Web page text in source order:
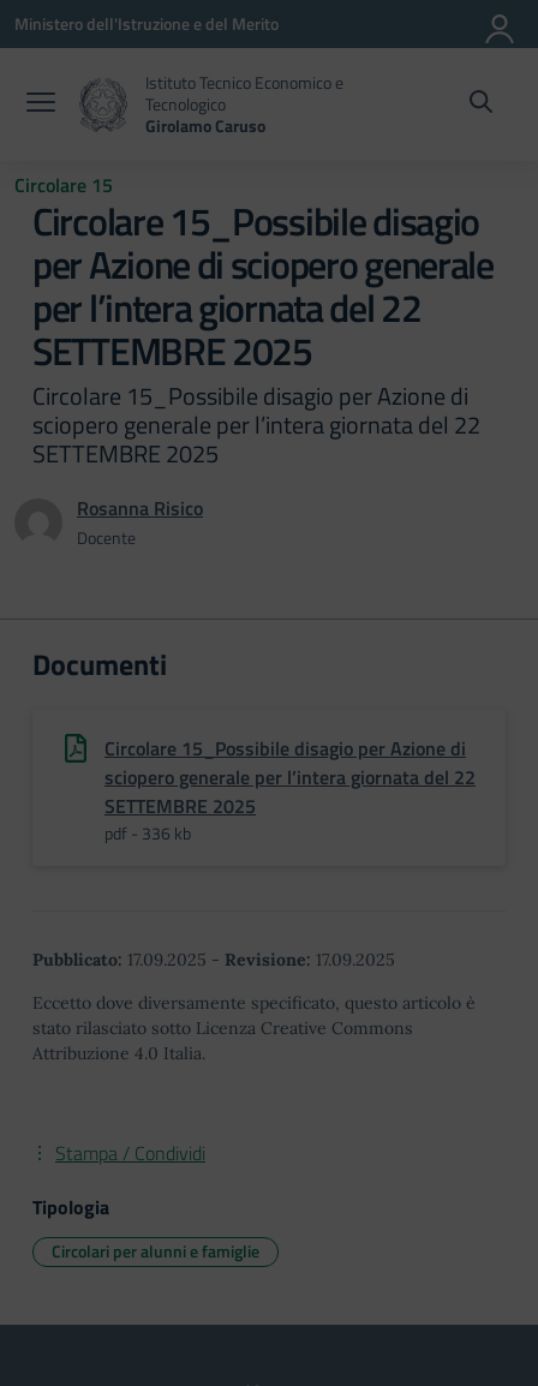
Vai ai contenuti
Vai al menu di navigazione
Vai al footer
Ministero dell'Istruzione e del Merito
Istituto Tecnico Economico e
Tecnologico
Girolamo Caruso
Circolare 15
Circolare 15_Possibile disagio
per Azione di sciopero generale
per l’intera giornata del 22
SETTEMBRE 2025
Circolare 15_Possibile disagio per Azione di
sciopero generale per l’intera giornata del 22
SETTEMBRE 2025
Rosanna Risico
Docente
Documenti
Circolare 15_Possibile disagio per Azione di
sciopero generale per l’intera giornata del 22
SETTEMBRE 2025
pdf - 336 kb
Pubblicato: 17.09.2025 - Revisione: 17.09.2025
Eccetto dove diversamente specificato, questo articolo è
stato rilasciato sotto Licenza Creative Commons
Attribuzione 4.0 Italia.
Stampa / Condividi
Tipologia
Circolari per alunni e famiglie